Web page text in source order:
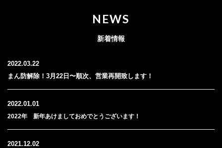
NEWS
新着情報
2022.03.22
まん防解除！3月22日〜順次、営業再開致します！
2022.01.01
2022年 新年あけましておめでとうございます！
2021.12.02